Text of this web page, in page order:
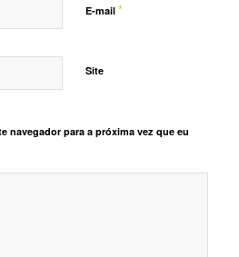
E-mail *
Site
navegador para a próxima vez que eu